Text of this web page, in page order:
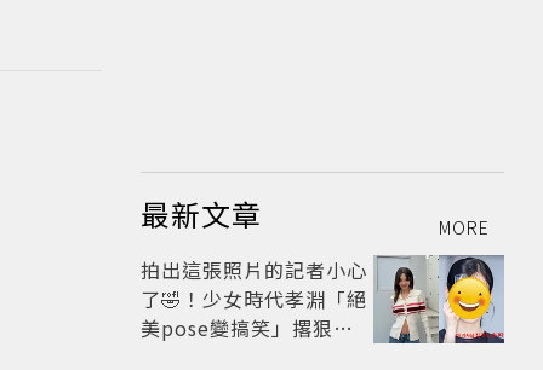
最新文章 MORE
拍出這張照片的記者小心
了🤣！少女時代孝淵「絕
美pose變搞笑」撂狠